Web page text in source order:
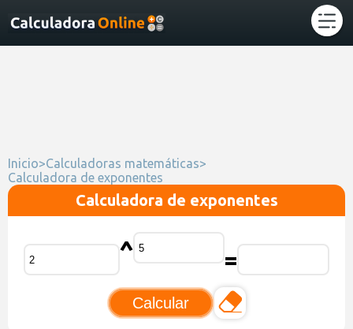
Inicio>Calculadoras matemáticas>
Calculadora de exponentes
Calculadora de exponentes
^ =
Calcular